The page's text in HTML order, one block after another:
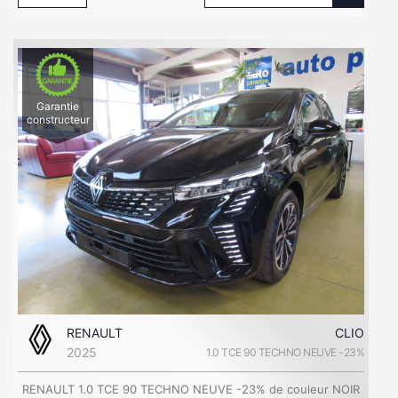
Garantie
constructeur
RENAULT
CLIO
2025
1.0 TCE 90 TECHNO NEUVE -23%
RENAULT 1.0 TCE 90 TECHNO NEUVE -23% de couleur NOIR